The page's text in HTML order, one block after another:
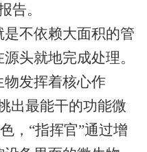
告。
不依赖大面积的管
头就地完成处理。
发挥着核心作
出最能干的功能微
，“指挥官”通过增